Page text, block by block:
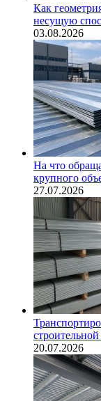
Как
несущую
03.08.2026
На что
крупного
27.07.2026
20.07.2026